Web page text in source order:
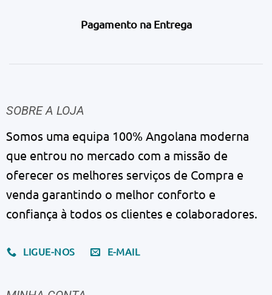
Pagamento na Entrega
SOBRE A LOJA
Somos uma equipa 100% Angolana moderna
que entrou no mercado com a missão de
oferecer os melhores serviços de Compra e
venda garantindo o melhor conforto e
confiança à todos os clientes e colaboradores.
LIGUE-NOS E-MAIL